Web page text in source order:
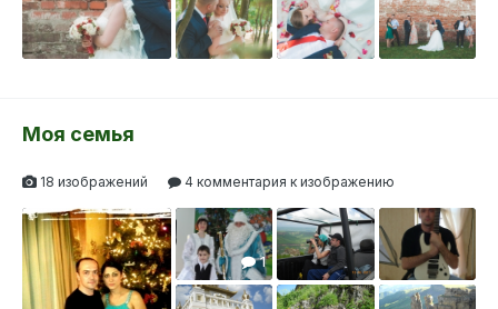
Моя семья
18 изображений 4 комментария к изображению
1